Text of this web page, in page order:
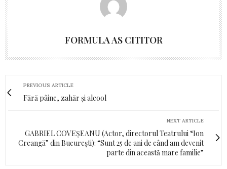
FORMULA AS CITITOR
PREVIOUS ARTICLE
Fără pâine, zahăr și alcool
NEXT ARTICLE
GABRIEL COVEȘEANU (Actor, directorul Teatrului “Ion
Creangă” din București): “Sunt 25 de ani de când am devenit
parte din această mare familie”